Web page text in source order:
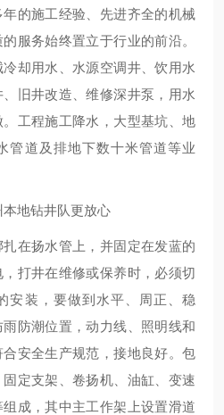
的施工经验、先进齐全的机械
服务始终置立于行业的前沿。
却用水、水源空调井、饮用水
旧井改造、维修深井泵，用水
工程施工降水，大型基坑、地
管道及排地下数十米管道等业
地钻井队更放心
在扬水管上，并固定在发蓝的
打井在维修或保养时，必须切
安装，要做到水平、周正、稳
防潮位置，动力线、照明线和
安全生产规范，接地良好。包
定支架、卷扬机、油缸、变速
成，其中主工作架上设置滑道